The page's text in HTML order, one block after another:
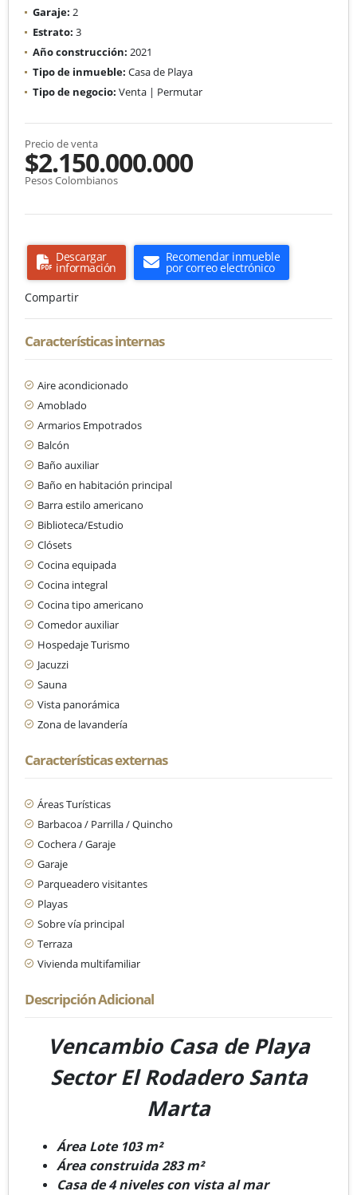
Garaje: 2
Estrato: 3
Año construcción: 2021
Tipo de inmueble: Casa de Playa
Tipo de negocio: Venta | Permutar
Precio de venta
$2.150.000.000
Pesos Colombianos
Descargar
información
Recomendar inmueble
por correo electrónico
Compartir
Características internas
Aire acondicionado
Amoblado
Armarios Empotrados
Balcón
Baño auxiliar
Baño en habitación principal
Barra estilo americano
Biblioteca/Estudio
Clósets
Cocina equipada
Cocina integral
Cocina tipo americano
Comedor auxiliar
Hospedaje Turismo
Jacuzzi
Sauna
Vista panorámica
Zona de lavandería
Características externas
Áreas Turísticas
Barbacoa / Parrilla / Quincho
Cochera / Garaje
Garaje
Parqueadero visitantes
Playas
Sobre vía principal
Terraza
Vivienda multifamiliar
Descripción Adicional
Vencambio Casa de Playa
Sector El Rodadero Santa
Marta
Área Lote 103 m²
Área construida 283 m²
Casa de 4 niveles con vista al mar